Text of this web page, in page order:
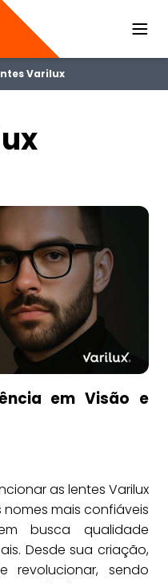
Varilux
em Visão e
as lentes Varilux
mais confiáveis
busca qualidade
Desde sua criação,
revolucionar, sendo